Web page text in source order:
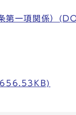
第一項関係）
656.53KB)